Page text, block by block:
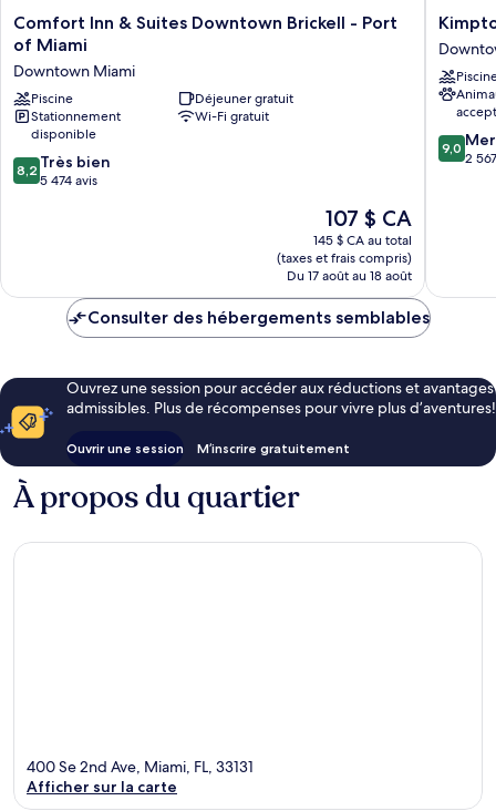
Comfort
Inn
Suites
Downtown
Brickell
Port
of
Comfort Inn & Suites Downtown Brickell - Port
of Miami
Downtown Miami
Piscine
Déjeuner gratuit
Stationnement
disponible
Wi-Fi gratuit
8.2
sur
8,2 Très bien
5 474 avis
Le
prix
est
de
107 $ CA
107 $ CA
145 $ CA au total
(taxes et frais compris)
Du 17 août au 18 août
Kimpton
EPIC
Hotel
by
IHG
Miami
9.0
sur
9,0
2
Consulter des hébergements semblables
Ouvrez une session pour accéder aux réductions et avantages
admissibles. Plus de récompenses pour vivre plus d’aventures!
Ouvrir une session M’inscrire gratuitement
À propos du quartier
400 Se 2nd Ave, Miami, FL, 33131
Afficher sur la carte